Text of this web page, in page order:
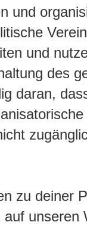
und
und
des
daran,
zu deiner
unseren